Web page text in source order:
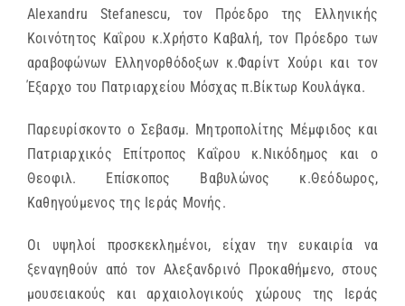
Alexandru Stefanescu, τον Πρόεδρο της Ελληνικής
Κοινότητος Καΐρου κ.Χρήστο Καβαλή, τον Πρόεδρο των
αραβοφώνων Ελληνορθόδοξων κ.Φαρίντ Χούρι και τον
Έξαρχο του Πατριαρχείου Μόσχας π.Βίκτωρ Κουλάγκα.
Παρευρίσκοντο ο Σεβασμ. Μητροπολίτης Μέμφιδος και
Πατριαρχικός Επίτροπος Καΐρου κ.Νικόδημος και ο
Θεοφιλ. Επίσκοπος Βαβυλώνος κ.Θεόδωρος,
Καθηγούμενος της Ιεράς Μονής.
Οι υψηλοί προσκεκλημένοι, είχαν την ευκαιρία να
ξεναγηθούν από τον Αλεξανδρινό Προκαθήμενο, στους
μουσειακούς και αρχαιολογικούς χώρους της Ιεράς